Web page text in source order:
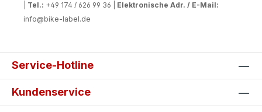
Tel.: +49 174 / 626 99 36 | Elektronische Adr. / E-Mail:
info@bike-label.de
Service-Hotline
Kundenservice